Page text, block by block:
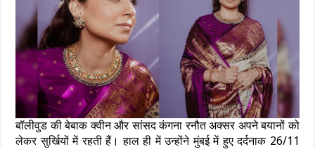
बॉलीवुड की बेबाक क्वीन और सांसद कंगना रनौत अक्सर अपने बयानों को
लेकर सुर्खियों में रहती हैं। हाल ही में उन्होंने मुंबई में हुए दर्दनाक 26/11